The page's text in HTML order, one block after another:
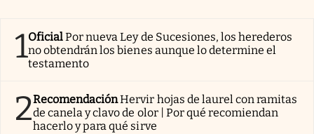
1OficialPor nueva Ley de Sucesiones, los herederos
no obtendrán los bienes aunque lo determine el
testamento
2RecomendaciónHervir hojas de laurel con ramitas
de canela y clavo de olor | Por qué recomiendan
hacerlo y para qué sirve